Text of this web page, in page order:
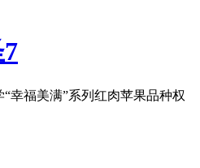
“幸福美满”系列红肉苹果品种权